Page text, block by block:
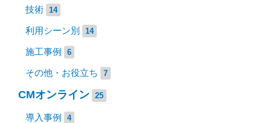
技術 14
利用シーン別 14
施工事例 6
その他・お役立ち 7
CMオンライン 25
導入事例 4